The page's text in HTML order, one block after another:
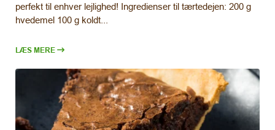
perfekt til enhver lejlighed! Ingredienser til tærtedejen: 200 g
hvedemel 100 g koldt...
LÆS MERE